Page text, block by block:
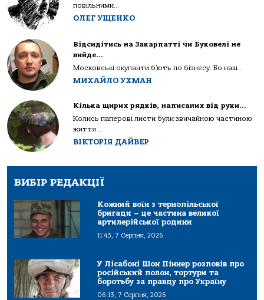
повільними...
ОЛЕГ УЩЕНКО
Відсидітись на Закарпатті чи Буковелі не
вийде…
Московські окупанти б’ють по бізнесу. Бо наш...
МИХАЙЛО УХМАН
Кілька щирих рядків, написаних від руки…
Колись паперові листи були звичайною частиною
життя...
ВІКТОРІЯ ДАЙВЕР
ВИБІР РЕДАКЦІЇ
Кожний воїн з тернопільської
бригади – це частина великої
артилерійської родини
11:43, 7 Серпня, 2026
У Лісабоні Шон Піннер розповів про
російський полон, тортури та
боротьбу за правду про Україну
06:13, 7 Серпня, 2026